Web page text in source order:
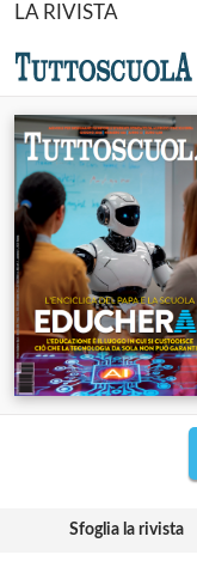
LA RIVISTA
Sfoglia la rivista